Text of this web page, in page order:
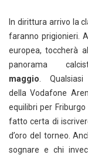
In dirittura arrivo la
faranno prigionieri.
europea, toccherà
panorama
maggio .
della Vodafone
equilibri per
fatto certa di
d’oro del torneo.
sognare e chi